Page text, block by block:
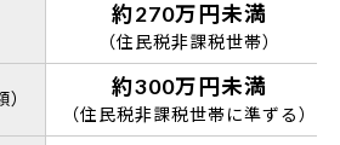
約270万円未満
（住民税非課税世帯）
約300万円未満
（住民税非課税世帯に準ずる）